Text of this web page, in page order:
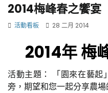
2014梅峰春之饗宴
活動看板 28 二月 2014
2014年 梅
活動主題： 「園來在藝起
旁，期望和您一起分享農